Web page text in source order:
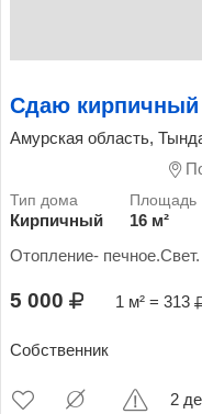
Сдаю кирпичный
Амурская область,
Кирпичный
16 м²
Отопление- печное.Свет.
5 000 1 м² = 313
Собственник
2